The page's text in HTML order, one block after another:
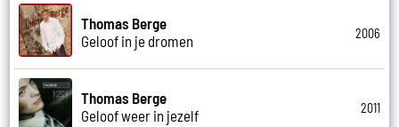
Thomas Berge
Geloof in je dromen
2006
Thomas Berge
Geloof weer in jezelf
2011